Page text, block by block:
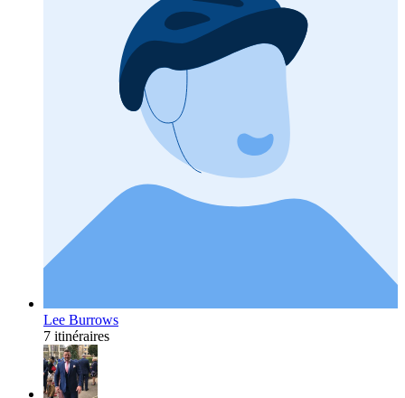
Lee Burrows
7 itinéraires